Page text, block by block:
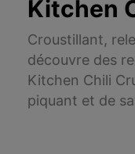
Kitchen
Croustillant,
découvre des
Kitchen Chili
piquant et de